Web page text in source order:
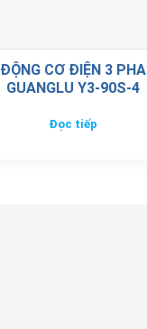
ĐỘNG CƠ ĐIỆN 3 PHA
GUANGLU Y3-90S-4
Đọc tiếp